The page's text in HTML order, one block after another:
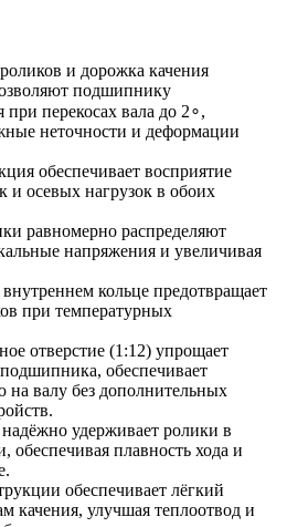
и дорожка качения
подшипнику
при перекосах вала до 2∘,
неточности и деформации
обеспечивает восприятие
и осевых нагрузок в обоих
равномерно распределяют
напряжения и увеличивая
кольце предотвращает
при температурных
отверстие (1:12) упрощает
обеспечивает
валу без дополнительных
удерживает ролики в
обеспечивая плавность хода и
обеспечивает лёгкий
качения, улучшая теплоотвод и